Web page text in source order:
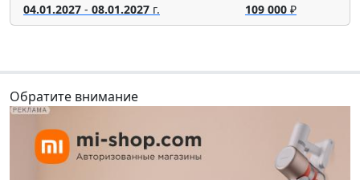
04.01.2027 - 08.01.2027 г. 109 000₽
Обратите внимание